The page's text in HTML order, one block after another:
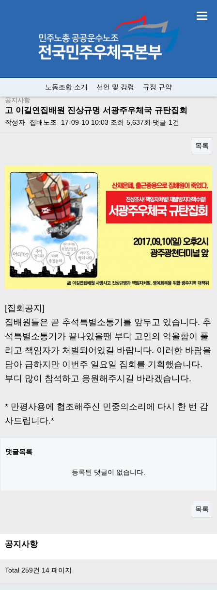
노동조합 소개 선언 및 강령 규정.규약
공지사항
고 이길연집배원 진상규명 서광주우체국 규탄집회
작성자 집배노조 17-09-10 10:03 조회 5,637회 댓글 1건
목록
[집회공지]
집배원들은 곧 추석특별소통기를 앞두고 있습니다. 추
석특별소통기가 끝나있을땐 부디 고인의 억울함이 풀
리고 책임자가 처벌되어있길 바랍니다. 이러한 바람을
담아 급하지만 이번주 일요일 집회를 기획했습니다.
부디 많이 참석하고 응원해주시길 바라겠습니다.
* 만평사용에 협조해주신 민중의소리에 다시 한 번 감
사드립니다.*
댓글목록
등록된 댓글이 없습니다.
목록
공지사항
Total 259건 14 페이지